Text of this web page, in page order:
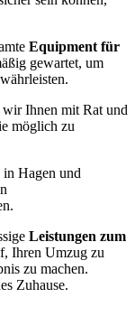
Equipment für
gewartet, um
Ihnen mit Rat und
möglich zu
in Hagen und
Leistungen zum
Ihren Umzug zu
zu machen.
Zuhause.